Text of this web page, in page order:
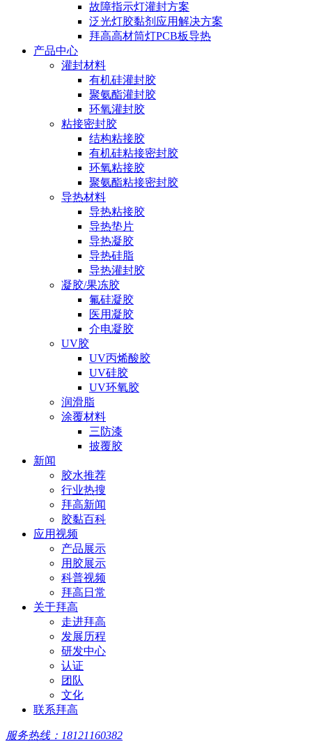
故障指示灯灌封方案
泛光灯胶黏剂应用解决方案
拜高高材筒灯PCB板导热
产品中心
灌封材料
有机硅灌封胶
聚氨酯灌封胶
环氧灌封胶
粘接密封胶
结构粘接胶
有机硅粘接密封胶
环氧粘接胶
聚氨酯粘接密封胶
导热材料
导热粘接胶
导热垫片
导热凝胶
导热硅脂
导热灌封胶
凝胶/果冻胶
氟硅凝胶
医用凝胶
介电凝胶
UV胶
UV丙烯酸胶
UV硅胶
UV环氧胶
润滑脂
涂覆材料
三防漆
披覆胶
新闻
胶水推荐
行业热搜
拜高新闻
胶黏百科
应用视频
产品展示
用胶展示
科普视频
拜高日常
关于拜高
走进拜高
发展历程
研发中心
认证
团队
文化
联系拜高
服务热线：18121160382